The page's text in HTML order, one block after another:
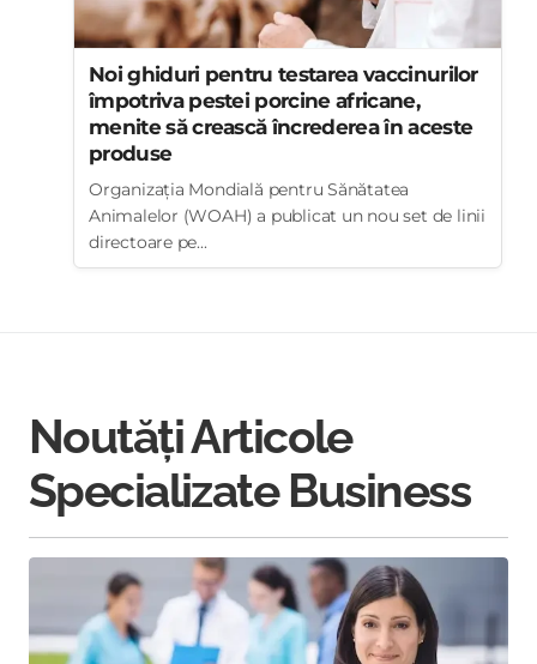
Noi ghiduri pentru testarea vaccinurilor
împotriva pestei porcine africane,
menite să crească încrederea în aceste
produse
Organizația Mondială pentru Sănătatea
Animalelor (WOAH) a publicat un nou set de linii
directoare pe...
Noutăți Articole
Specializate Business